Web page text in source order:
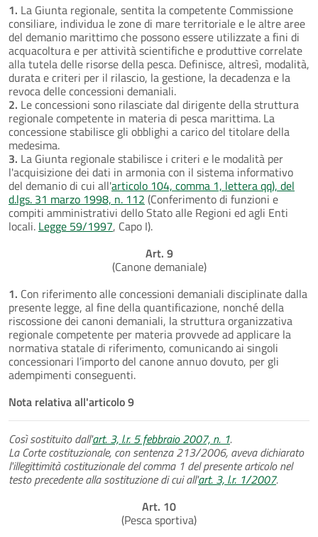
1. La Giunta regionale, sentita la competente Commissione
consiliare, individua le zone di mare territoriale e le altre aree
del demanio marittimo che possono essere utilizzate a fini di
acquacoltura e per attività scientifiche e produttive correlate
alla tutela delle risorse della pesca. Definisce, altresì, modalità,
durata e criteri per il rilascio, la gestione, la decadenza e la
revoca delle concessioni demaniali.
2. Le concessioni sono rilasciate dal dirigente della struttura
regionale competente in materia di pesca marittima. La
concessione stabilisce gli obblighi a carico del titolare della
medesima.
3. La Giunta regionale stabilisce i criteri e le modalità per
l'acquisizione dei dati in armonia con il sistema informativo
del demanio di cui all'articolo 104, comma 1, lettera qq), del
d.lgs. 31 marzo 1998, n. 112 (Conferimento di funzioni e
compiti amministrativi dello Stato alle Regioni ed agli Enti
locali. Legge 59/1997, Capo I).
Art. 9
(Canone demaniale)
1. Con riferimento alle concessioni demaniali disciplinate dalla
presente legge, al fine della quantificazione, nonché della
riscossione dei canoni demaniali, la struttura organizzativa
regionale competente per materia provvede ad applicare la
normativa statale di riferimento, comunicando ai singoli
concessionari l’importo del canone annuo dovuto, per gli
adempimenti conseguenti.
Nota relativa all'articolo 9
Così sostituito dall'art. 3, l.r. 5 febbraio 2007, n. 1.
La Corte costituzionale, con sentenza 213/2006, aveva dichiarato
l'illegittimità costituzionale del comma 1 del presente articolo nel
testo precedente alla sostituzione di cui all'art. 3, l.r. 1/2007.
Art. 10
(Pesca sportiva)